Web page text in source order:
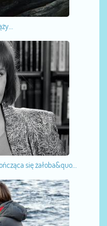
się żałoba&quo...